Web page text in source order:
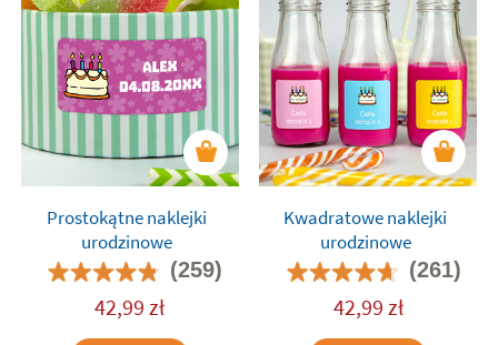
Prostokątne naklejki
urodzinowe
(259)
42,99 zł
Kwadratowe naklejki
urodzinowe
(261)
42,99 zł